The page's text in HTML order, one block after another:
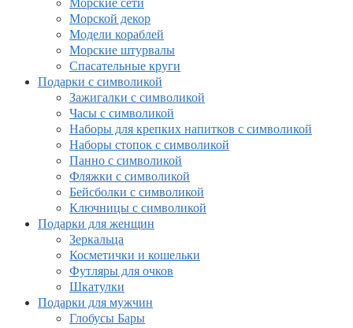
Морские сети
Морской декор
Модели кораблей
Морские штурвалы
Спасательные круги
Подарки с символикой
Зажигалки с символикой
Часы с символикой
Наборы для крепких напитков с символикой
Наборы стопок с символикой
Панно с символикой
Фляжки с символикой
Бейсболки с символикой
Ключницы с символикой
Подарки для женщин
Зеркальца
Косметички и кошельки
Футляры для очков
Шкатулки
Подарки для мужчин
Глобусы Бары